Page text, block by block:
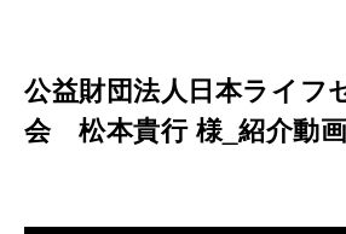
公益財団法人日本ライフ
会 松本貴行 様_紹介動画